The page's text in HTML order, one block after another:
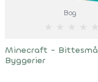
Bog
Minecraft - Bittesmå
Byggerier